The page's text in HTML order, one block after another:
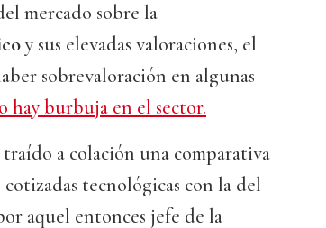
mercado sobre la
y sus elevadas valoraciones, el
sobrevaloración en algunas
hay burbuja en el sector.
a colación una comparativa
tecnológicas con la del
aquel entonces jefe de la